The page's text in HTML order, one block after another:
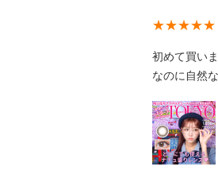
★★★★★
初めて買い
なのに自然